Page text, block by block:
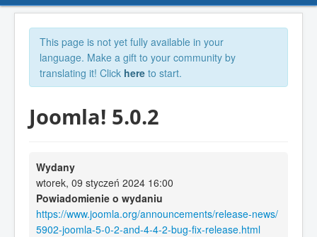
This page is not yet fully available in your
language. Make a gift to your community by
translating it! Click here to start.
Joomla! 5.0.2
Wydany
wtorek, 09 styczeń 2024 16:00
Powiadomienie o wydaniu
https://www.joomla.org/announcements/release-news/
5902-joomla-5-0-2-and-4-4-2-bug-fix-release.html